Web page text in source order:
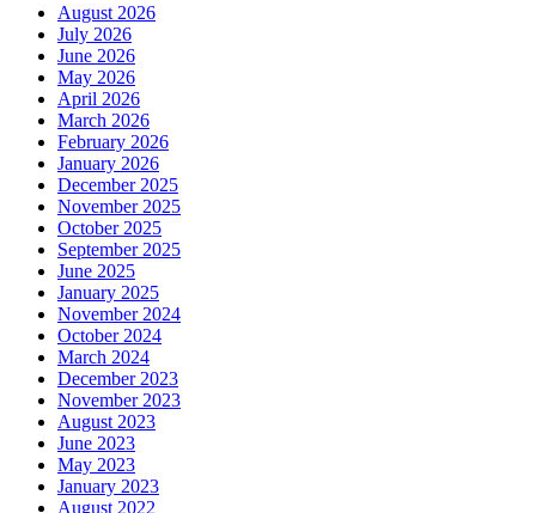
August 2026
July 2026
June 2026
May 2026
April 2026
March 2026
February 2026
January 2026
December 2025
November 2025
October 2025
September 2025
June 2025
January 2025
November 2024
October 2024
March 2024
December 2023
November 2023
August 2023
June 2023
May 2023
January 2023
August 2022